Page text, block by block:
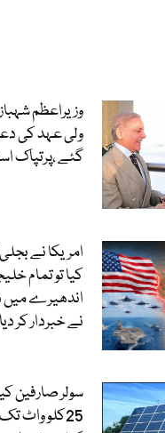
وزیراعظم
ولی عہد کی
گئے ،پرتپاک
امریکا نے
کیا تو تمام
اندھیرے میں
نے خبردار کر دیا
سولر صارفین
25کلو واٹ